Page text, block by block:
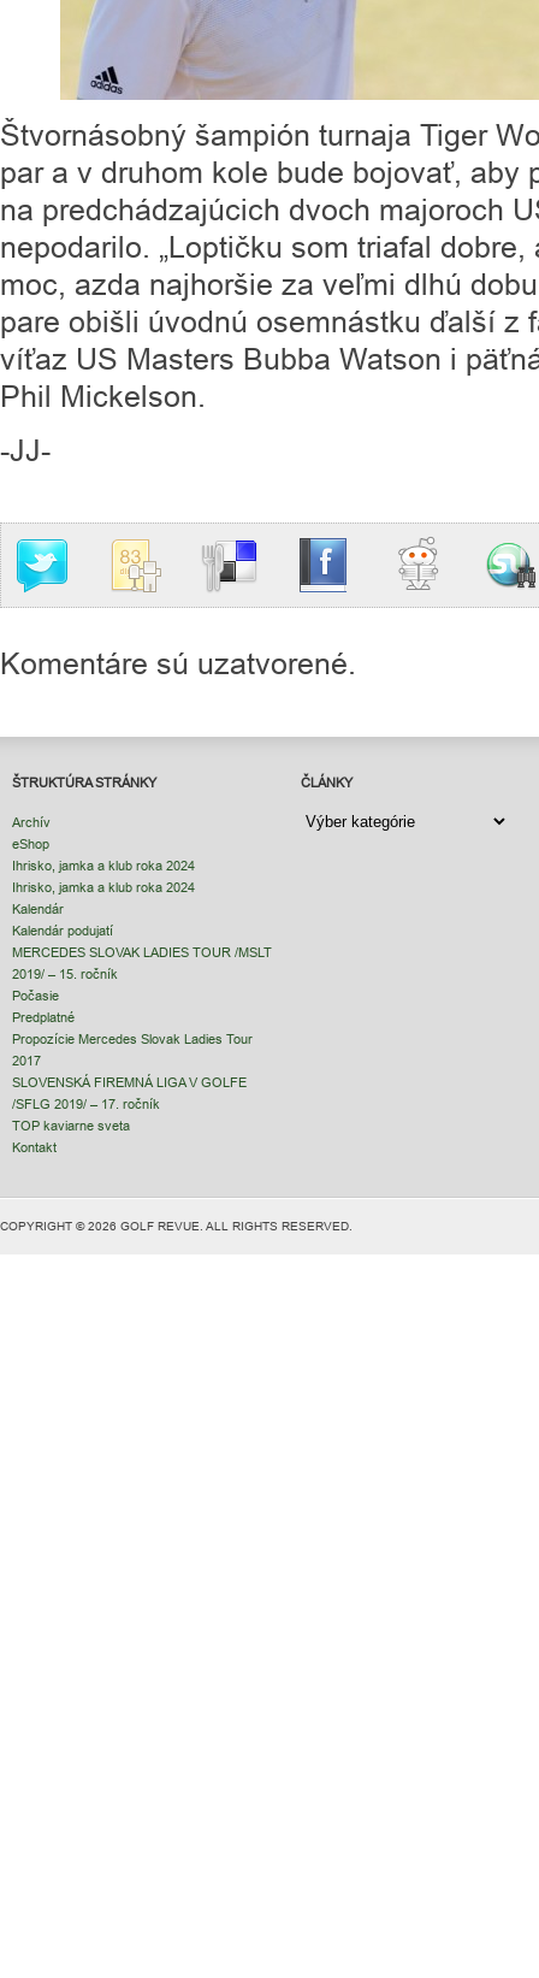
Štvornásobný šampión turnaja Tiger
par a v druhom kole bude bojovať, aby
na predchádzajúcich dvoch majoroch
nepodarilo. „Loptičku som triafal
moc, azda najhoršie za veľmi dlhú
pare obišli úvodnú osemnástku ďalší z
víťaz US Masters Bubba Watson i
Phil Mickelson.
-JJ-
Komentáre sú uzatvorené.
ŠTRUKTÚRA STRÁNKY
Archív
eShop
Ihrisko, jamka a klub roka 2024
Ihrisko, jamka a klub roka 2024
Kalendár
Kalendár podujatí
MERCEDES SLOVAK LADIES TOUR /MSLT
2019/ – 15. ročník
Počasie
Predplatné
Propozície Mercedes Slovak Ladies Tour
2017
SLOVENSKÁ FIREMNÁ LIGA V GOLFE
/SFLG 2019/ – 17. ročník
TOP kaviarne sveta
Kontakt
ČLÁNKY
ČLÁNKY
COPYRIGHT © 2026 GOLF REVUE. ALL RIGHTS RESERVED.